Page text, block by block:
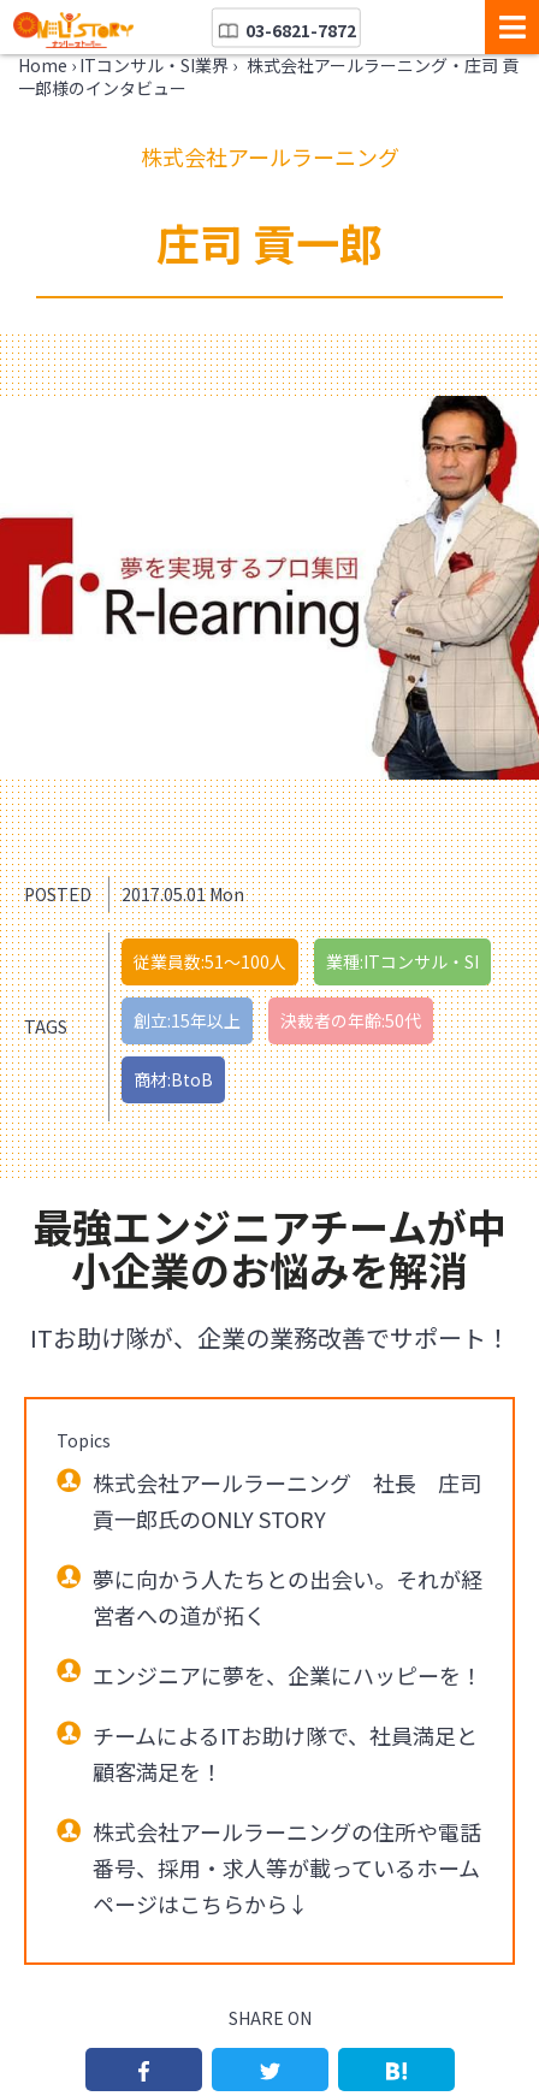
03-6821-7872
Home › ITコンサル・SI業界 › 株式会社アールラーニング・庄司 貢
一郎様のインタビュー
株式会社アールラーニング
庄司 貢一郎
POSTED 2017.05.01 Mon
TAGS
従業員数:51〜100人 業種:ITコンサル・SI
創立:15年以上 決裁者の年齢:50代
商材:BtoB
最強エンジニアチームが中
小企業のお悩みを解消
ITお助け隊が、企業の業務改善でサポート！
Topics
株式会社アールラーニング 社長 庄司
貢一郎氏のONLY STORY
夢に向かう人たちとの出会い。それが経
営者への道が拓く
エンジニアに夢を、企業にハッピーを！
チームによるITお助け隊で、社員満足と
顧客満足を！
株式会社アールラーニングの住所や電話
番号、採用・求人等が載っているホーム
ページはこちらから↓
SHARE ON